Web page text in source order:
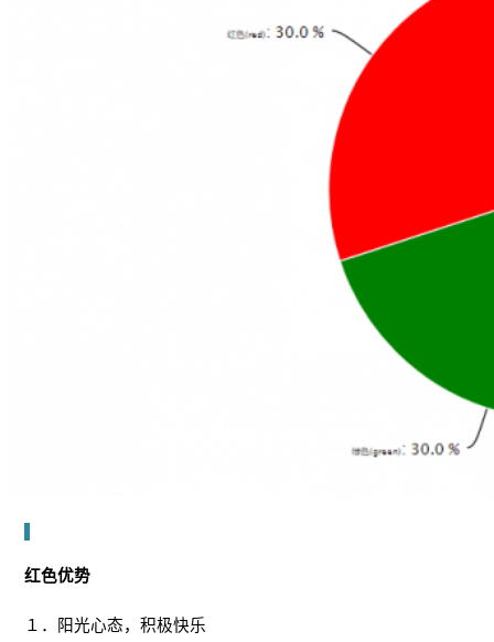
红色优势
１．阳光心态，积极快乐